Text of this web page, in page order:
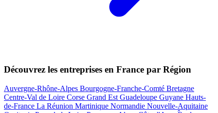
Découvrez les entreprises en France par Région
Auvergne-Rhône-Alpes Bourgogne-Franche-Comté Bretagne
Centre-Val de Loire Corse Grand Est Guadeloupe Guyane Hauts-
de-France La Réunion Martinique Normandie Nouvelle-Aquitaine